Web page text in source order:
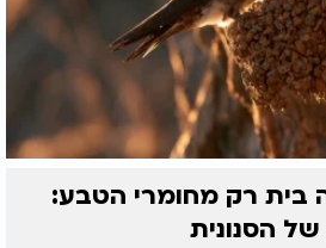
בית רק מחומרי הטבע:
הסנונית